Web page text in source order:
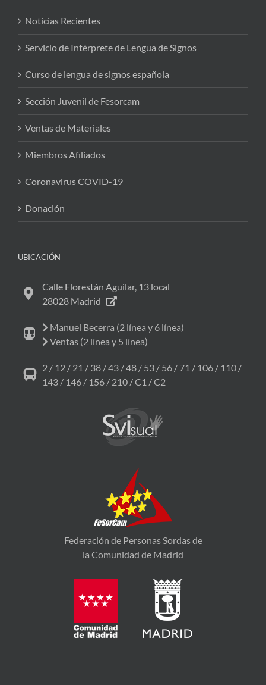
Noticias Recientes
Servicio de Intérprete de Lengua de Signos
Curso de lengua de signos española
Sección Juvenil de Fesorcam
Ventas de Materiales
Miembros Afiliados
Coronavirus COVID-19
Donación
UBICACIÓN
Calle Florestán Aguilar, 13 local
28028 Madrid
Manuel Becerra (2 línea y 6 línea)
Ventas (2 línea y 5 línea)
2 / 12 / 21 / 38 / 43 / 48 / 53 / 56 / 71 / 106 / 110 /
143 / 146 / 156 / 210 / C1 / C2
Federación de Personas Sordas de
la Comunidad de Madrid